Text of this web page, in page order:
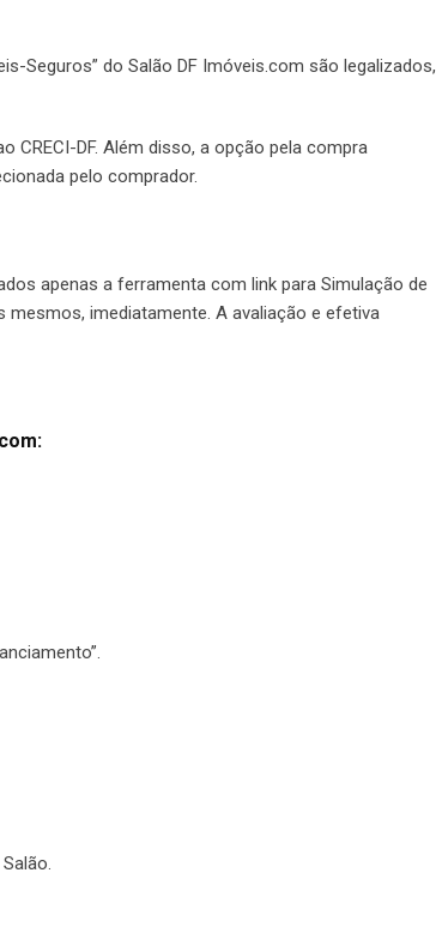
Seguros” do Salão DF Imóveis.com são legalizados,
DF. Além disso, a opção pela compra
pelo comprador.
apenas a ferramenta com link para Simulação de
imediatamente. A avaliação e efetiva